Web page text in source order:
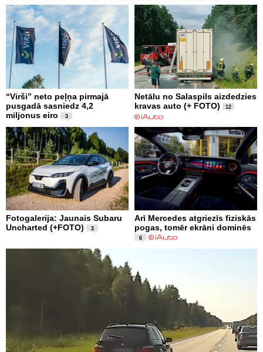
“Virši” neto peļņa pirmajā
pusgadā sasniedz 4,2
miljonus eiro
3
Netālu no Salaspils aizdedzies
kravas auto (+ FOTO)
12
Fotogalerija: Jaunais Subaru
Uncharted (+FOTO)
3
Arī Mercedes atgriezīs fiziskās
pogas, tomēr ekrāni dominēs
6